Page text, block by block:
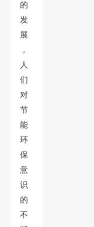
的
发
展
，
人
们
对
节
能
环
保
意
识
的
不